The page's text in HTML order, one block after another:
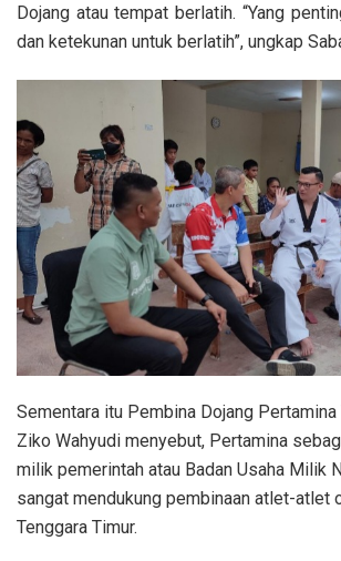
Dojang atau tempat berlatih. “Yang
dan ketekunan untuk berlatih”, ungkap
Sementara itu Pembina Dojang
Ziko Wahyudi menyebut, Pertamina
milik pemerintah atau Badan Usaha Milik
sangat mendukung pembinaan atlet-atlet
Tenggara Timur.